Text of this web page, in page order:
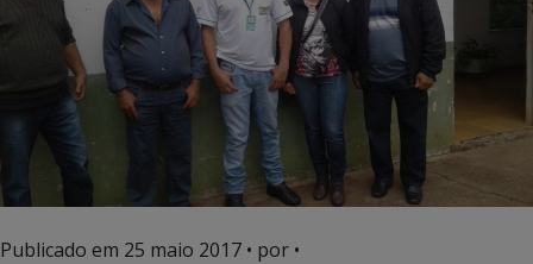
Publicado em 25 maio 2017 • por •